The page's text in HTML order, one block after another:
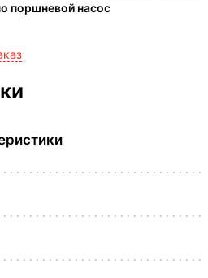
поршневой насос